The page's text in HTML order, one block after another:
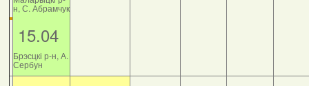
н, С. Абрамчук
15.04
Брэсцкі р-н, А.
Сербун